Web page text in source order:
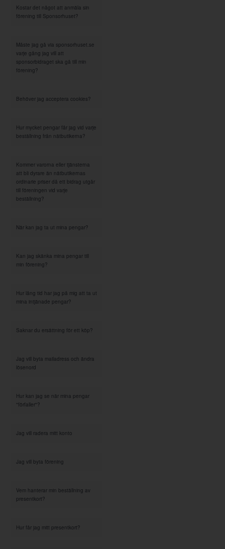
Kostar det något att anmäla sin
förening till Sponsorhuset?
Måste jag gå via sponsorhuset.se
varje gång jag vill att
sponsorbidraget ska gå till min
förening?
Behöver jag acceptera cookies?
Hur mycket pengar får jag vid varje
beställning från nätbutikerna?
Kommer varorna eller tjänsterna
att bli dyrare än nätbutikernas
ordinarie priser då ett bidrag utgår
till föreningen vid varje
beställning?
När kan jag ta ut mina pengar?
Kan jag skänka mina pengar till
min förening?
Hur lång tid har jag på mig att ta ut
mina intjänade pengar?
Saknar du ersättning för ett köp?
Jag vill byta mailadress och ändra
lösenord
Hur kan jag se när mina pengar
"förfaller"?
Jag vill radera mitt konto
Jag vill byta förening
Vem hanterar min beställning av
presentkort?
Hur får jag mitt presentkort?